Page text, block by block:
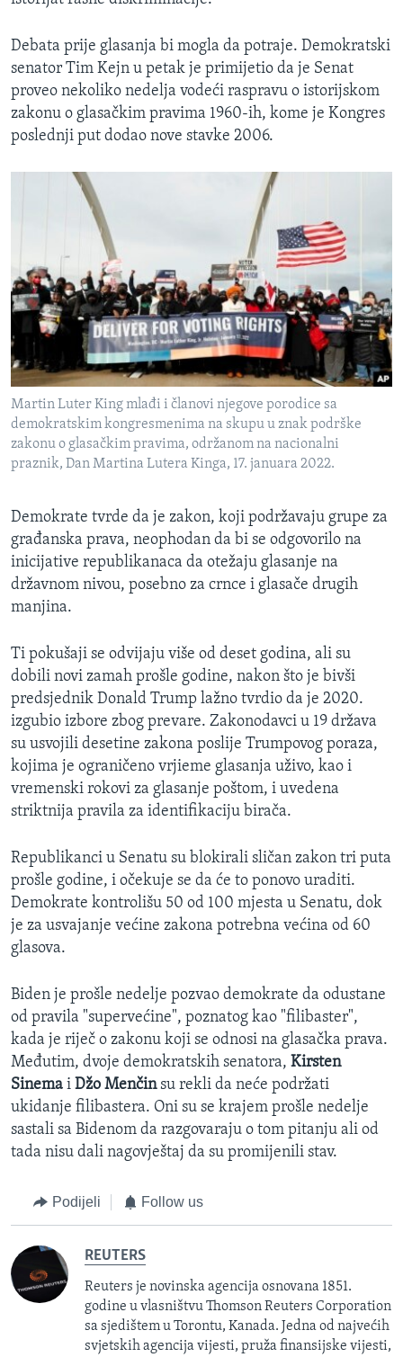
Debata prije glasanja bi mogla da potraje. Demokratski
senator Tim Kejn u petak je primijetio da je Senat
proveo nekoliko nedelja vodeći raspravu o istorijskom
zakonu o glasačkim pravima 1960-ih, kome je Kongres
poslednji put dodao nove stavke 2006.
Martin Luter King mlađi i članovi njegove porodice sa
demokratskim kongresmenima na skupu u znak podrške
zakonu o glasačkim pravima, održanom na nacionalni
praznik, Dan Martina Lutera Kinga, 17. januara 2022.
Demokrate tvrde da je zakon, koji podržavaju grupe za
građanska prava, neophodan da bi se odgovorilo na
inicijative republikanaca da otežaju glasanje na
državnom nivou, posebno za crnce i glasače drugih
manjina.
Ti pokušaji se odvijaju više od deset godina, ali su
dobili novi zamah prošle godine, nakon što je bivši
predsjednik Donald Trump lažno tvrdio da je 2020.
izgubio izbore zbog prevare. Zakonodavci u 19 država
su usvojili desetine zakona poslije Trumpovog poraza,
kojima je ograničeno vrjieme glasanja uživo, kao i
vremenski rokovi za glasanje poštom, i uvedena
striktnija pravila za identifikaciju birača.
Republikanci u Senatu su blokirali sličan zakon tri puta
prošle godine, i očekuje se da će to ponovo uraditi.
Demokrate kontrolišu 50 od 100 mjesta u Senatu, dok
je za usvajanje većine zakona potrebna većina od 60
glasova.
Biden je prošle nedelje pozvao demokrate da odustane
od pravila "supervećine", poznatog kao "filibaster",
kada je riječ o zakonu koji se odnosi na glasačka prava.
Međutim, dvoje demokratskih senatora, Kirsten
Sinema i Džo Menčinsu rekli da neće podržati
ukidanje filibastera. Oni su se krajem prošle nedelje
sastali sa Bidenom da razgovaraju o tom pitanju ali od
tada nisu dali nagovještaj da su promijenili stav.
Podijeli Follow us
REUTERS
Reuters je novinska agencija osnovana 1851.
godine u vlasništvu Thomson Reuters Corporation
sa sjedištem u Torontu, Kanada. Jedna od najvećih
svjetskih agencija vijesti, pruža finansijske vijesti,